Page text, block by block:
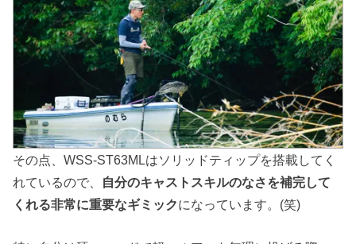
その点、WSS-ST63MLはソリッドティップを搭載してく
れているので、 自分のキャストスキルのなさを補完して
くれる非常に重要なギミックになっています。(笑)